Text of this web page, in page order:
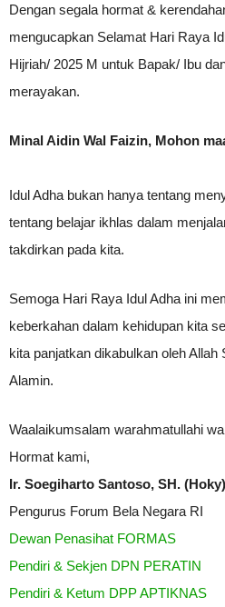
Dengan segala hormat &
mengucapkan Selamat Hari Raya
Hijriah/ 2025 M untuk Bapak/ Ibu
merayakan.
Minal Aidin Wal Faizin, Mohon
Idul Adha bukan hanya tentang
tentang belajar ikhlas dalam
takdirkan pada kita.
Semoga Hari Raya Idul Adha ini
keberkahan dalam kehidupan kita
kita panjatkan dikabulkan oleh Allah
Alamin.
Waalaikumsalam warahmatullahi
Hormat kami,
Ir. Soegiharto Santoso, SH. (Hoky)
Pengurus Forum Bela Negara RI
Dewan Penasihat FORMAS
Pendiri & Sekjen DPN PERATIN
Pendiri & Ketum DPP APTIKNAS